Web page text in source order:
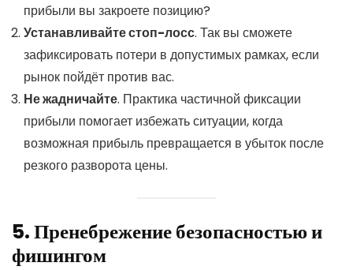
прибыли вы закроете позицию?
Устанавливайте стоп-лосс. Так вы сможете
зафиксировать потери в допустимых рамках, если
рынок пойдёт против вас.
Не жадничайте. Практика частичной фиксации
прибыли помогает избежать ситуации, когда
возможная прибыль превращается в убыток после
резкого разворота цены.
5. Пренебрежение безопасностью и
фишингом